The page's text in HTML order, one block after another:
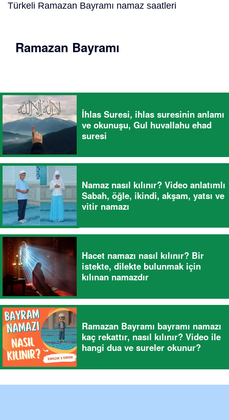
Türkeli Ramazan Bayramı namaz saatleri
Ramazan Bayramı
İhlas Suresi, ihlas suresinin anlamı
ve okunuşu, Gul huvallahu ehad
suresi
Namaz nasıl kılınır? Video anlatımlı
Sabah, öğle, ikindi, akşam, yatsı ve
vitir namazı
Hacet namazı nasıl kılınır? Bir
istekte, dilekte bulunmak için
kılınan namazdır
Ramazan Bayramı bayramı namazı
kaç rekattır, nasıl kılınır? Video ile
hangi dua ve sureler okunur?